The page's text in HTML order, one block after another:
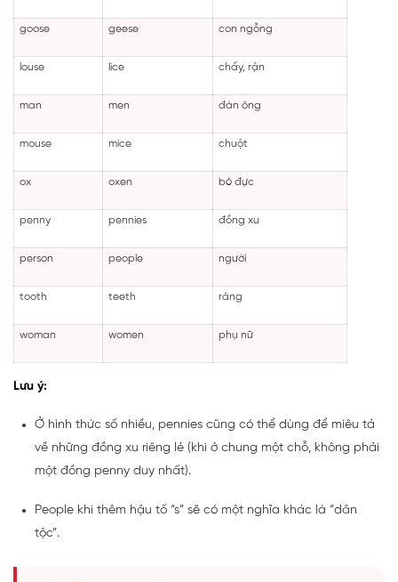
goose geese con ngỗng
louse lice chấy, rận
man men đàn ông
mouse mice chuột
ox oxen bò đực
penny pennies đồng xu
person people người
tooth teeth răng
woman women phụ nữ
Lưu ý:
Ở hình thức số nhiều, pennies cũng có thể dùng để miêu tả
về những đồng xu riêng lẻ (khi ở chung một chỗ, không phải
một đồng penny duy nhất).
People khi thêm hậu tố “s” sẽ có một nghĩa khác là “dân
tộc”.